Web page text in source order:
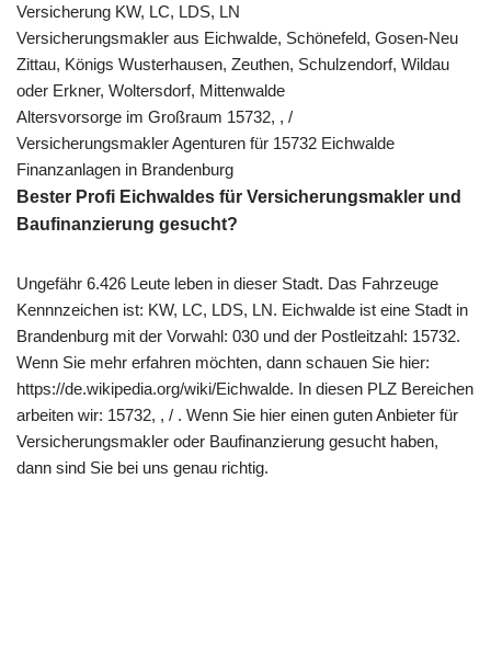
Versicherung KW, LC, LDS, LN
Versicherungsmakler aus Eichwalde, Schönefeld, Gosen-Neu
Zittau, Königs Wusterhausen, Zeuthen, Schulzendorf, Wildau
oder Erkner, Woltersdorf, Mittenwalde
Altersvorsorge im Großraum 15732, , /
Versicherungsmakler Agenturen für 15732 Eichwalde
Finanzanlagen in Brandenburg
Bester Profi Eichwaldes für Versicherungsmakler und
Baufinanzierung gesucht?
Ungefähr 6.426 Leute leben in dieser Stadt. Das Fahrzeuge
Kennnzeichen ist: KW, LC, LDS, LN. Eichwalde ist eine Stadt in
Brandenburg mit der Vorwahl: 030 und der Postleitzahl: 15732.
Wenn Sie mehr erfahren möchten, dann schauen Sie hier:
https://de.wikipedia.org/wiki/Eichwalde. In diesen PLZ Bereichen
arbeiten wir: 15732, , / . Wenn Sie hier einen guten Anbieter für
Versicherungsmakler oder Baufinanzierung gesucht haben,
dann sind Sie bei uns genau richtig.